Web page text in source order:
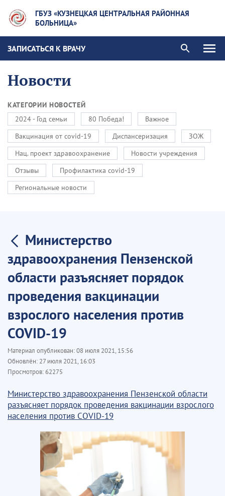
ГБУЗ «КУЗНЕЦКАЯ ЦЕНТРАЛЬНАЯ РАЙОННАЯ
БОЛЬНИЦА»
ЗАПИСАТЬСЯ К ВРАЧУ
Новости
КАТЕГОРИИ НОВОСТЕЙ
2024 - Год семьи
80 Победа!
Важное
Вакцинация от covid-19
Диспансеризация
ЗОЖ
Нац. проект здравоохранение
Новости учреждения
Отзывы
Профилактика covid-19
Региональные новости
Министерство
здравоохранения Пензенской
области разъясняет порядок
проведения вакцинации
взрослого населения против
COVID-19
Материал опубликован:08 июля 2021, 15:56
Обновлён: 27 июля 2021, 16:03
Просмотров:62275
Министерство здравоохранения Пензенской области
разъясняет порядок проведения вакцинации взрослого
населения против COVID-19